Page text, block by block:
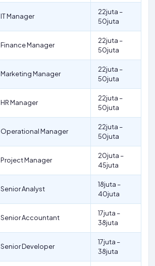
IT Manager
22juta –
50juta
Finance Manager
22juta –
50juta
Marketing Manager
22juta –
50juta
HR Manager
22juta –
50juta
Operational Manager
22juta –
50juta
Project Manager
20juta –
45juta
Senior Analyst
18juta –
40juta
Senior Accountant
17juta –
38juta
Senior Developer
17juta –
38juta